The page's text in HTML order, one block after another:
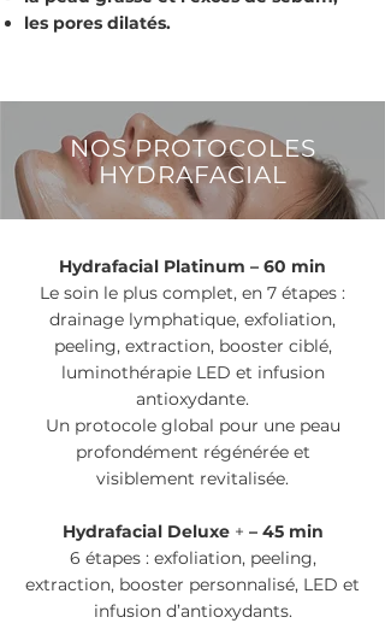
les pores dilatés.
NOS PROTOCOLES
HYDRAFACIAL
Hydrafacial Platinum – 60 min
Le soin le plus complet, en 7 étapes :
drainage lymphatique, exfoliation,
peeling, extraction, booster ciblé,
luminothérapie LED et infusion
antioxydante.
Un protocole global pour une peau
profondément régénérée et
visiblement revitalisée.
Hydrafacial Deluxe + – 45 min
6 étapes : exfoliation, peeling,
extraction, booster personnalisé, LED et
infusion d’antioxydants.